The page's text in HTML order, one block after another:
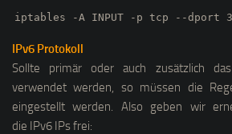
iptables -A INPUT -p tcp --dport
IPv6 Protokoll
Sollte primär oder auch zusätzlich
verwendet werden, so müssen die
eingestellt werden. Also geben wir
die IPv6 IPs frei: